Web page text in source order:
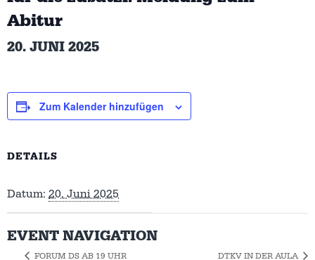
Abitur
20. JUNI 2025
Zum Kalender hinzufügen
DETAILS
Datum: 20. Juni 2025
EVENT NAVIGATION
FORUM DS AB 19 UHR DTKV IN DER AULA